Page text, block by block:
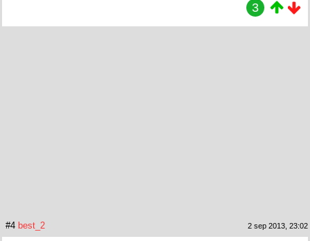
3
#4 best_2 2 sep 2013, 23:02